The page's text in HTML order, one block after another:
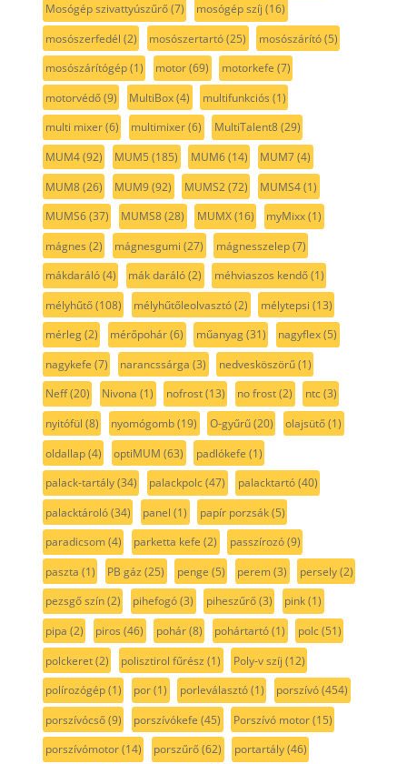
Mosógép szivattyúszűrő(7) mosógép szíj (16)
mosószerfedél (2) mosószertartó(25) mosószárító(5)
mosószárítógép(1) motor(69) motorkefe (7)
motorvédő(9) MultiBox(4) multifunkciós (1)
multi mixer(6) multimixer(6) MultiTalent8(29)
MUM4(92) MUM5 (185) MUM6(14) MUM7(4)
MUM8(26) MUM9(92) MUMS2(72) MUMS4(1)
MUMS6(37) MUMS8(28) MUMX(16) myMixx(1)
mágnes (2) mágnesgumi (27) mágnesszelep(7)
mákdaráló(4) mák daráló(2) méhviaszos kendő(1)
mélyhűtő(108) mélyhűtőleolvasztó(2) mélytepsi (13)
mérleg(2) mérőpohár(6) műanyag(31) nagyflex(5)
nagykefe (7) narancssárga (3) nedvesköszörű(1)
Neff(20) Nivona (1) nofrost(13) no frost(2) ntc(3)
nyitófül (8) nyomógomb(19) O-gyűrű(20) olajsütő(1)
oldallap(4) optiMUM (63) padlókefe (1)
palack-tartály(34) palackpolc(47) palacktartó(40)
palacktároló(34) panel (1) papír porzsák(5)
paradicsom(4) parketta kefe (2) passzírozó(9)
paszta (1) PB gáz (25) penge (5) perem(3) persely(2)
pezsgő szín(2) pihefogó(3) piheszűrő(3) pink(1)
pipa (2) piros (46) pohár(8) pohártartó(1) polc(51)
polckeret(2) polisztirol fűrész (1) Poly-v szíj (12)
polírozógép(1) por(1) porleválasztó(1) porszívó(454)
porszívócső(9) porszívókefe (45) Porszívó motor(15)
porszívómotor(14) porszűrő(62) portartály(46)